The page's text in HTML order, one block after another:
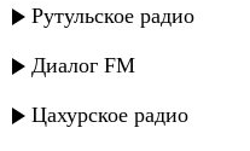
Рутульское радио
Диалог FM
Цахурское радио